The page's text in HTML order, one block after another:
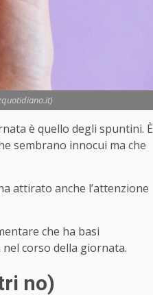
è quello degli spuntini. È
sembrano innocui ma che
attirato anche l’attenzione
che ha basi
corso della giornata.
no)